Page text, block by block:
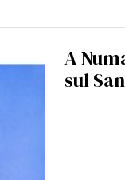
A
sul